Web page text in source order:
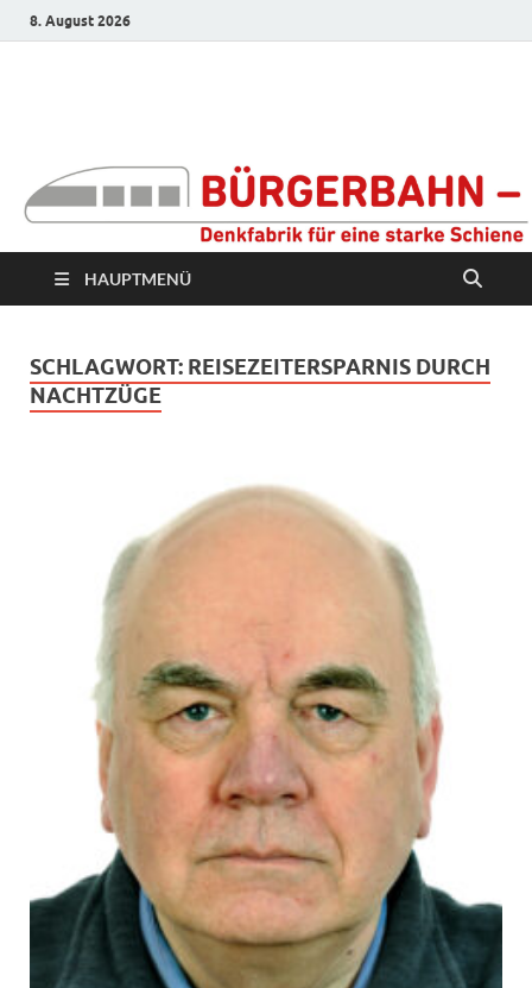
8. August 2026
Denkfabrik für eine
starke Schiene
HAUPTMENÜ
SCHLAGWORT: REISEZEITERSPARNIS DURCH
NACHTZÜGE